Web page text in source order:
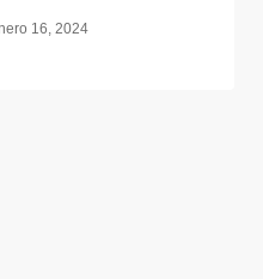
16, 2024